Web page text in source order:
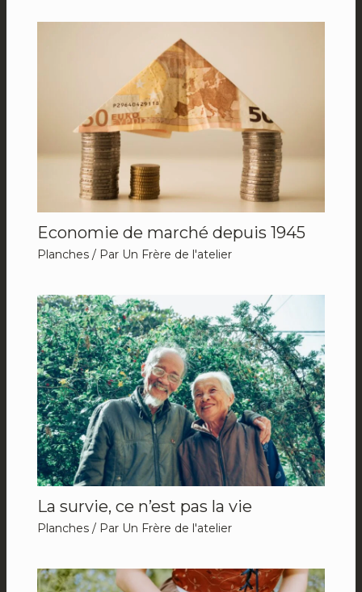
Economie de marché depuis 1945
Planches/ Par Un Frère de l'atelier
La survie, ce n’est pas la vie
Planches/ Par Un Frère de l'atelier